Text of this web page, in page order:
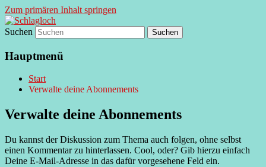
Zum primären Inhalt springen
Schlagloch
supersberger taggedanken
Suchen
Hauptmenü
Start
Verwalte deine Abonnements
Verwalte deine Abonnements
Du kannst der Diskussion zum Thema auch folgen, ohne selbst
einen Kommentar zu hinterlassen. Cool, oder? Gib hierzu einfach
Deine E-Mail-Adresse in das dafür vorgesehene Feld ein.